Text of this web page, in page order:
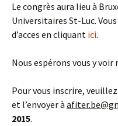
Le congrès aura lieu à
Universitaires St-Luc.
d’acces en cliquant ici.
Nous espérons vous y voir
Pour vous inscrire,
et l’envoyer à
2015.